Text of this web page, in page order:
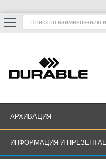
АРХИВАЦИЯ
ИНФОРМАЦИЯ И